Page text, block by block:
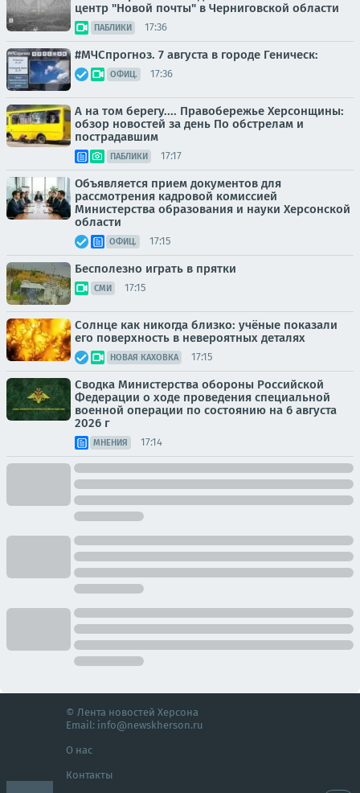
центр "Новой почты" в Черниговской области
ПАБЛИКИ 17:36
#МЧСпрогноз. 7 августа в городе Геническ:
ОФИЦ. 17:36
А на том берегу.... Правобережье Херсонщины:
обзор новостей за день По обстрелам и
пострадавшим
ПАБЛИКИ 17:17
Объявляется прием документов для
рассмотрения кадровой комиссией
Министерства образования и науки Херсонской
области
ОФИЦ. 17:15
Бесполезно играть в прятки
СМИ 17:15
Солнце как никогда близко: учёные показали
его поверхность в невероятных деталях
НОВАЯ КАХОВКА 17:15
Сводка Министерства обороны Российской
Федерации о ходе проведения специальной
военной операции по состоянию на 6 августа
2026 г
МНЕНИЯ 17:14
© Лента новостей Херсона
Email: info@newskherson.ru
О нас
Контакты